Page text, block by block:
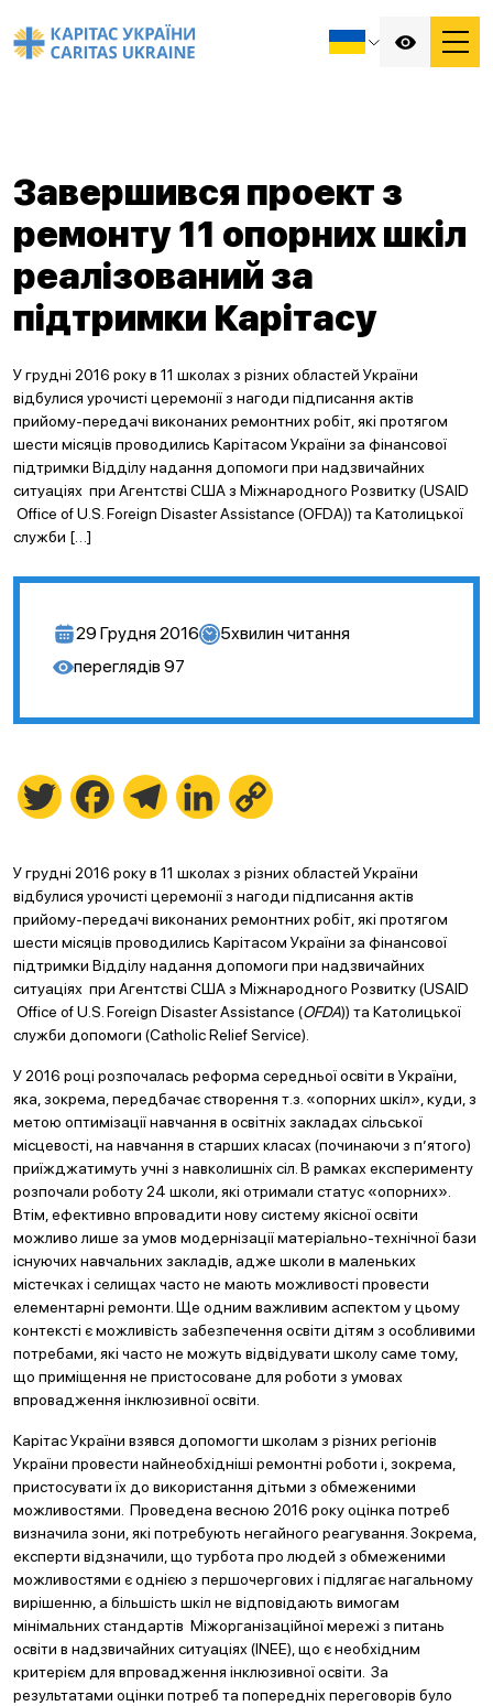
Завершився проект з
ремонту 11 опорних шкіл
реалізований за
підтримки Карітасу
У грудні 2016 року в 11 школах з різних областей України
відбулися урочисті церемонії з нагоди підписання актів
прийому-передачі виконаних ремонтних робіт, які протягом
шести місяців проводились Карітасом України за фінансової
підтримки Відділу надання допомоги при надзвичайних
ситуаціях при Агентстві США з Міжнародного Розвитку (USAID
Office of U.S. Foreign Disaster Assistance (OFDA)) та Католицької
служби […]
29 Грудня 2016 5хвилин читання
переглядів 97
Twitter FacebookTelegramLinkedIn
У грудні 2016 року в 11 школах з різних областей України
відбулися урочисті церемонії з нагоди підписання актів
прийому-передачі виконаних ремонтних робіт, які протягом
шести місяців проводились Карітасом України за фінансової
підтримки Відділу надання допомоги при надзвичайних
ситуаціях при Агентстві США з Міжнародного Розвитку (USAID
Office of U.S. Foreign Disaster Assistance (OFDA)) та Католицької
служби допомоги (Catholic Relief Service).
У 2016 році розпочалась реформа середньої освіти в України,
яка, зокрема, передбачає створення т.з. «опорних шкіл», куди, з
метою оптимізації навчання в освітніх закладах сільської
місцевості, на навчання в старших класах (починаючи з п’ятого)
приїжджатимуть учні з навколишніх сіл. В рамках експерименту
розпочали роботу 24 школи, які отримали статус «опорних».
Втім, ефективно впровадити нову систему якісної освіти
можливо лише за умов модернізації матеріально-технічної бази
існуючих навчальних закладів, адже школи в маленьких
містечках і селищах часто не мають можливості провести
елементарні ремонти. Ще одним важливим аспектом у цьому
контексті є можливість забезпечення освіти дітям з особливими
потребами, які часто не можуть відвідувати школу саме тому,
що приміщення не пристосоване для роботи з умовах
впровадження інклюзивної освіти.
Карітас України взявся допомогти школам з різних регіонів
України провести найнеобхідніші ремонтні роботи і, зокрема,
пристосувати їх до використання дітьми з обмеженими
можливостями. Проведена весною 2016 року оцінка потреб
визначила зони, які потребують негайного реагування. Зокрема,
експерти відзначили, що турбота про людей з обмеженими
можливостями є однією з першочергових і підлягає нагальному
вирішенню, а більшість шкіл не відповідають вимогам
мінімальних стандартів Міжорганізаційної мережі з питань
освіти в надзвичайних ситуаціях (INEE), що є необхідним
критерієм для впровадження інклюзивної освіти. За
результатами оцінки потреб та попередніх переговорів було